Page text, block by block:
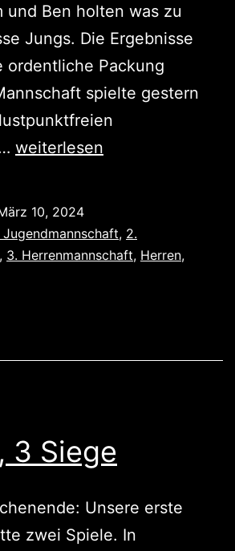
und Ben holten was zu
Jungs. Die Ergebnisse
ordentliche Packung
spielte gestern
Nur
punktet
weiterlesen
10, 2024
Jugendmannschaft, 2.
, 3. Herrenmannschaft, Herren,
3 Siege
Unsere erste
zwei Spiele. In